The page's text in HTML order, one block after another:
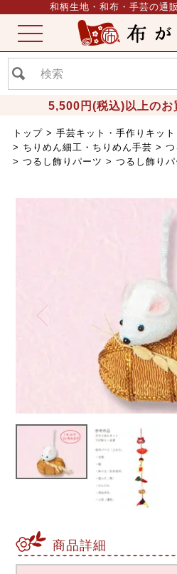
和柄生地・和布・手芸の通
5,500円(税込)以上のお
ME
NU
トップ
手芸キット・手作りキット
ちりめん細工・ちりめん手芸
つるし飾りパーツ
つるし飾り
商品詳細